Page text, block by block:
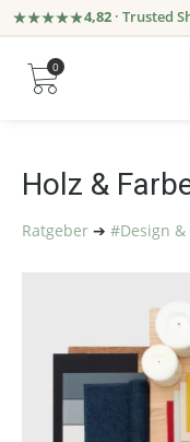
4,82 · Trusted
0
Holz &
Ratgeber ➔ #Design &